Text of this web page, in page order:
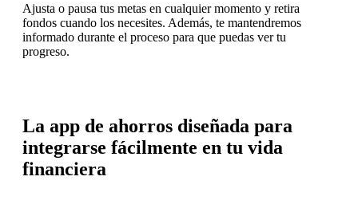
Ajusta o pausa tus metas en cualquier momento y retira
fondos cuando los necesites. Además, te mantendremos
informado durante el proceso para que puedas ver tu
progreso.
La app de ahorros diseñada para
integrarse fácilmente en tu vida
financiera